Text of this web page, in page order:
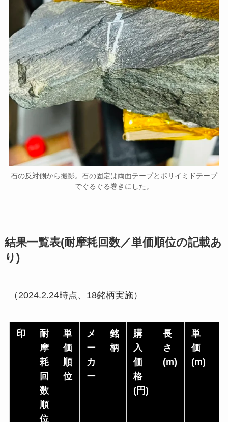
石の反対側から撮影。石の固定は両面テープとポリイミドテープ
でぐるぐる巻きにした。
結果一覧表(耐摩耗回数／単価順位の記載あ
り)
（2024.2.24時点、18銘柄実施）
印
耐
摩
耗
回
数
順
位
単
価
順
位
メ
ー
カ
ー
銘
柄
購
入
価
格
(円)
長
さ
(m)
単
価
(m)